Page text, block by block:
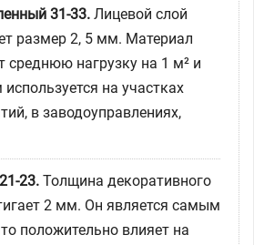
31-33. Лицевой слой
размер 2, 5 мм. Материал
среднюю нагрузку на 1 м² и
на участках
в заводоуправлениях,
23. Толщина декоративного
2 мм. Он является самым
положительно влияет на